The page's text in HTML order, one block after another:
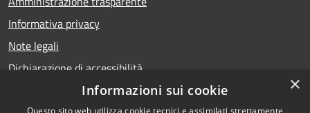
Informativa privacy
Note legali
Dichiarazione di accessibilità
×
Informazioni sui cookie
Questo sito web utilizza cookie tecnici e assimilati strettamente